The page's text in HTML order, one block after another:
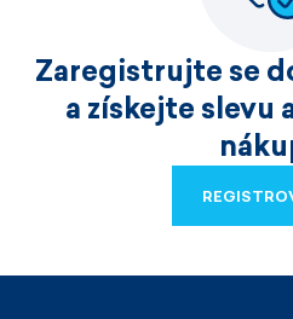
Zaregistrujte se
a získejte slevu